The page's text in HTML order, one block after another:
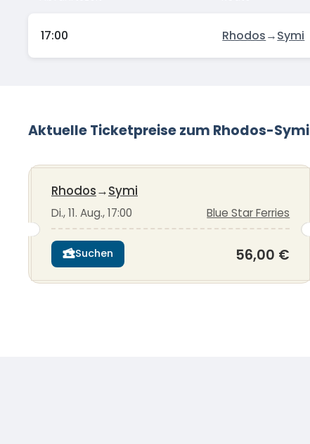
17:00 Rhodos→Symi
Aktuelle Ticketpreise zum Rhodos-Symi
Rhodos→Symi
Di., 11. Aug., 17:00 Blue Star Ferries
Suchen 56,00 €